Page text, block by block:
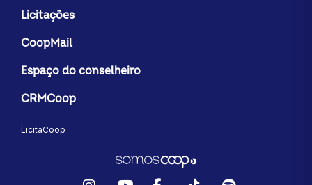
Licitações
CoopMail
Espaço do conselheiro
CRMCoop
LicitaCoop